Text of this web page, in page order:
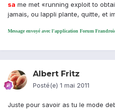
sa me met «running exploit to
jamais, ou lappli plante, quitte, et
Message envoyé avec l'application Forum
Albert Fritz
Posté(e) 1 mai 2011
Juste pour savoir as tu le mode